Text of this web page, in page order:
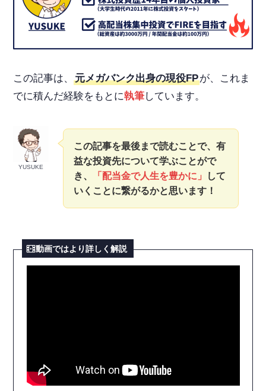
この記事は、元メガバンク出身の現役FPが、これま
でに積んだ経験をもとに執筆しています。
YUSUKE
この記事を最後まで読むことで、有
益な投資先について学ぶことがで
き、
「配当金で人生を豊かに」
して
いくことに繋がるかと思います！
動画ではより詳しく解説